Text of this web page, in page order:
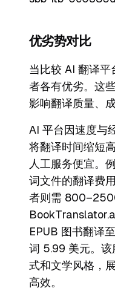
优劣势对比
当比较 AI 翻译平
者各有优劣。这
影响翻译质量、
AI 平台因速度与
将翻译时间缩短
人工服务便宜。
词文件的翻译费
者则需
EPUB 图书翻译
词 5.99 美元。
式和文学风格，
高效。